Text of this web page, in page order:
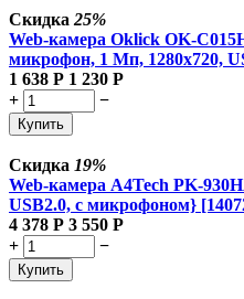
Скидка 25%
Web-камера Oklick OK-
микрофон, 1 Мп, 1280x720,
1 638 Р 1 230 Р
+
−
Купить
Скидка 19%
Web-камера A4Tech PK-
USB2.0, с микрофоном}
4 378 Р 3 550 Р
+
−
Купить